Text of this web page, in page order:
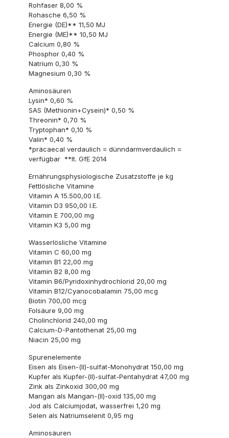
Rohfaser 8,00 %
Rohasche 6,50 %
Energie (DE)** 11,50 MJ
Energie (ME)** 10,50 MJ
Calcium 0,80 %
Phosphor 0,40 %
Natrium 0,30 %
Magnesium 0,30 %
Aminosäuren
Lysin* 0,60 %
SAS (Methionin+Cysein)* 0,50 %
Threonin* 0,70 %
Tryptophan* 0,10 %
Valin* 0,40 %
*präcaecal verdaulich = dünndarmverdaulich =
verfügbar **lt. GfE 2014
Ernährungsphysiologische Zusatzstoffe je kg
Fettlösliche Vitamine
Vitamin A 15.500,00 I.E.
Vitamin D3 950,00 I.E.
Vitamin E 700,00 mg
Vitamin K3 5,00 mg
Wasserlösliche Vitamine
Vitamin C 60,00 mg
Vitamin B1 22,00 mg
Vitamin B2 8,00 mg
Vitamin B6/Pyridoxinhydrochlorid 20,00 mg
Vitamin B12/Cyanocobalamin 75,00 mcg
Biotin 700,00 mcg
Folsäure 9,00 mg
Cholinchlorid 240,00 mg
Calcium-D-Pantothenat 25,00 mg
Niacin 25,00 mg
Spurenelemente
Eisen als Eisen-(II)-sulfat-Monohydrat 150,00 mg
Kupfer als Kupfer-(II)-sulfat-Pentahydrat 47,00 mg
Zink als Zinkoxid 300,00 mg
Mangan als Mangan-(II)-oxid 135,00 mg
Jod als Calciumjodat, wasserfrei 1,20 mg
Selen als Natriumselenit 0,95 mg
Aminosäuren